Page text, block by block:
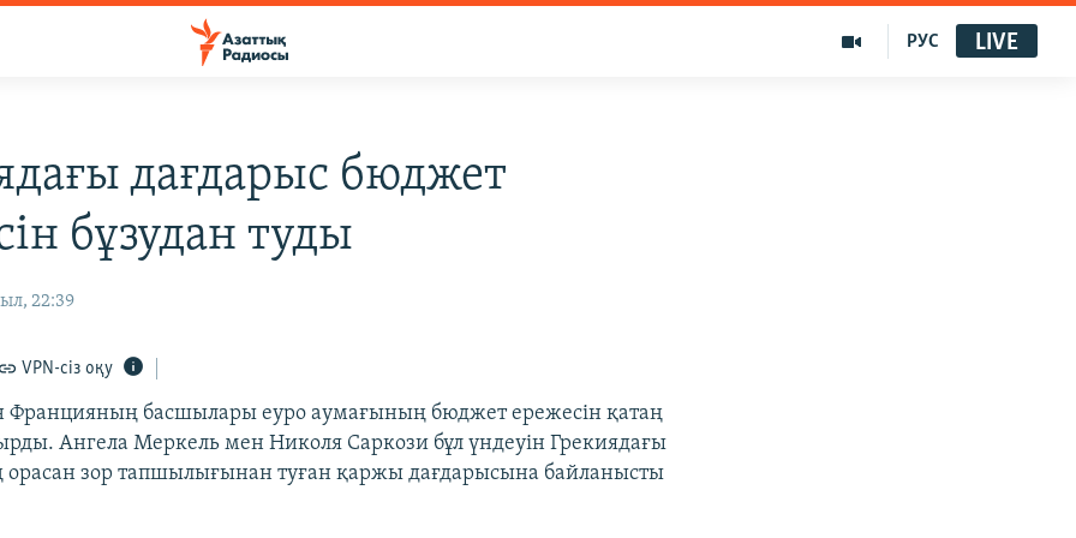
РУС LIVE
дағдарыс бюджет
бұзудан туды
22:39
VPN-сіз оқу
Францияның басшылары еуро аумағының бюджет ережесін қатаң
Ангела Меркель мен Николя Саркози бұл үндеуін Грекиядағы
орасан зор тапшылығынан туған қаржы дағдарысына байланысты